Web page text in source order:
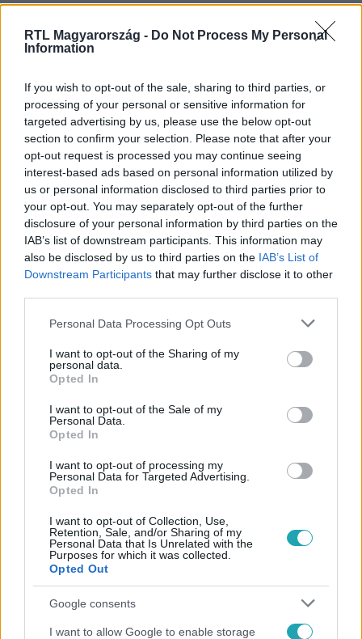
RTL Magyarország - Do Not Process My Personal
Information
If you wish to opt-out of the sale, sharing to third parties, or
processing of your personal or sensitive information for
targeted advertising by us, please use the below opt-out
section to confirm your selection. Please note that after your
opt-out request is processed you may continue seeing
interest-based ads based on personal information utilized by
us or personal information disclosed to third parties prior to
your opt-out. You may separately opt-out of the further
disclosure of your personal information by third parties on the
IAB’s list of downstream participants. This information may
also be disclosed by us to third parties on the IAB’s List of
Downstream Participants that may further disclose it to other
Please note that this website/app uses one or more Google
not limited to your visit or usage behaviour. You may click to
grant or deny consent to Google and its third-party tags to
use your data for below specified purposes in below Google
consent section.
Personal Data Processing Opt Outs
I want to opt-out of the Sharing of my
personal data.
Opted In
I want to opt-out of the Sale of my
Personal Data.
Opted In
I want to opt-out of processing my
Personal Data for Targeted Advertising.
Opted In
I want to opt-out of Collection, Use,
Retention, Sale, and/or Sharing of my
Personal Data that Is Unrelated with the
Purposes for which it was collected.
Opted Out
Google consents
I want to allow Google to enable storage
Kövess minket, és értesülj a friss hírekről a
Követem
#KÜLFÖLD HAMU TEMETKEZÉS
VÁLLALKOZÁS #COLORADO EGYESÜLT ÁLLAMOK
#ÍTÉLET
Népszerű